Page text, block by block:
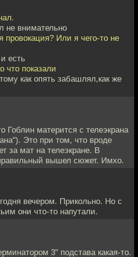
не внимательно
провокация? Или я чего-то не
есть
что показали
как опять забашлял,как же
Гоблин матерится с телеэкрана
Это при том, что вроде
за мат на телеэкране. В
вышел сюжет. Имхо.
вечером. Прикольно. Но с
они что-то напутали.
3" подстава какая-то.